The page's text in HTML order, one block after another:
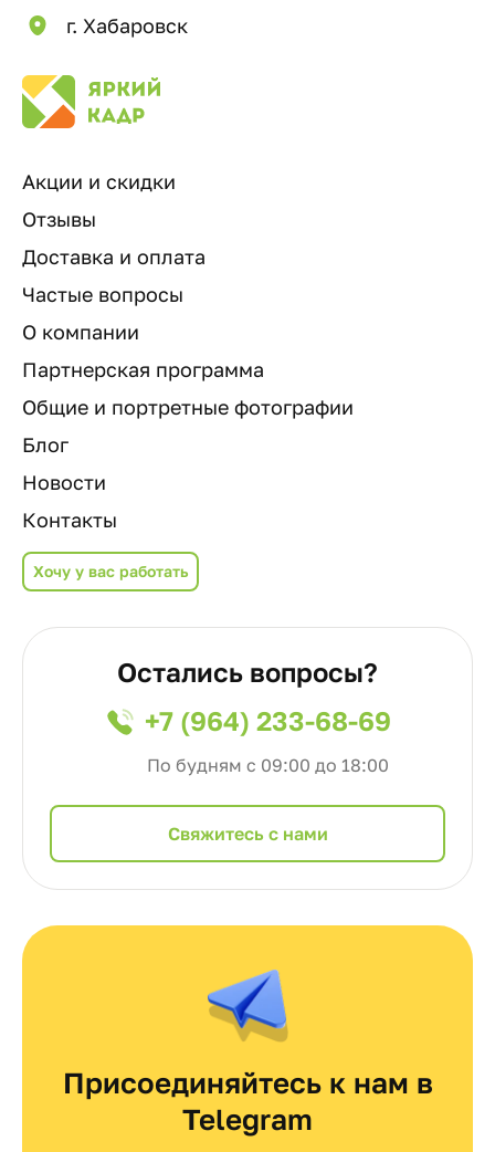
г. Хабаровск
Акции и скидки
Отзывы
Доставка и оплата
Частые вопросы
О компании
Партнерская программа
Общие и портретные фотографии
Блог
Новости
Контакты
Хочу у вас работать
Остались вопросы?
+7 (964) 233-68-69
По будням с 09:00 до 18:00
Cвяжитесь с нами
Присоединяйтесь к нам в
Telegram